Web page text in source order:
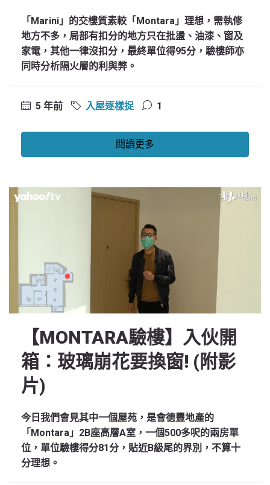
「Marini」的交樓質素較「Montara」理想，需執修
地方不多，局部有扣分的地方只在批盪、油漆、窗及
家電，其他一律沒扣分，最終單位得95分，驗樓師亦
同時分析隔火層的利與弊。
5 年前 入屋逐樣捉 1
閱讀更多
【MONTARA驗樓】入伙開
箱：玻璃崩花要換窗! (附影
片)
今日我們會見其中一個屋苑，是會德豐地產的
「Montara」2B座高層A室，一個500多呎的兩房單
位，單位驗樓得分81分，貼近B級尾的界別，不算十
分理想。